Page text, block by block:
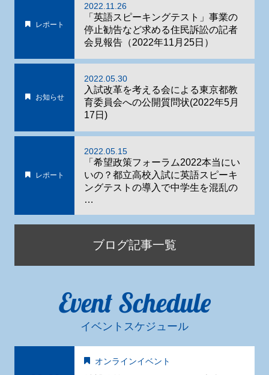
レポート
2022.11.26
「英語スピーキングテスト」事業の
停止勧告など求める住民訴訟の記者
会見報告（2022年11月25日）
お知らせ
2022.05.30
入試改革を考える会による東京都教
育委員会への公開質問状(2022年5月
17日)
レポート
2022.05.15
「希望政策フォーラム2022本当にい
いの？都立高校入試に英語スピーキ
ングテストの導入で中学生を混乱の
…
ブログ記事一覧
Event Schedule
イベントスケジュール
オンラインイベント